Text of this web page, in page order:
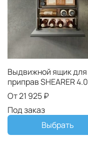
Выдвижной ящик для
приправ SHEARER 4.0
От21 925 ₽
Под заказ
Выбрать